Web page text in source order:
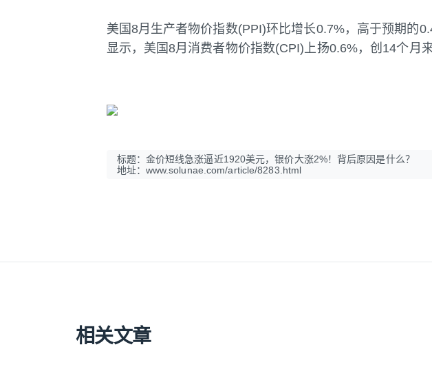
美国8月生产者物价指数(PPI)环比增长0.7%，高于预期的
显示，美国8月消费者物价指数(CPI)上扬0.6%，创14个月来
标题：金价短线急涨逼近1920美元，银价大涨2%！背后原因是什么？
地址：www.solunae.com/article/8283.html
相关文章